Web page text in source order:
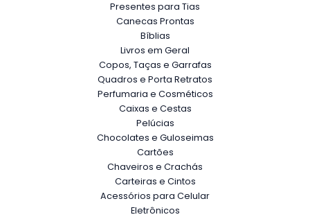
Presentes para Tias
Canecas Prontas
Bíblias
Livros em Geral
Copos, Taças e Garrafas
Quadros e Porta Retratos
Perfumaria e Cosméticos
Caixas e Cestas
Pelúcias
Chocolates e Guloseimas
Cartões
Chaveiros e Crachás
Carteiras e Cintos
Acessórios para Celular
Eletrônicos